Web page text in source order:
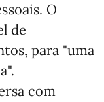
O
de
para "uma
com